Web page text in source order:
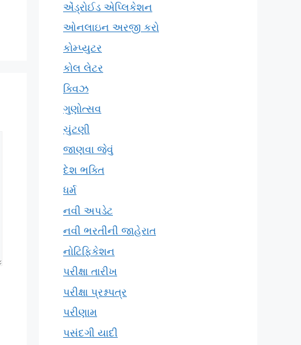
એંડ્રોઈડ એપ્લિકેશન
ઓનલાઇન અરજી કરો
કોમ્પ્યુટર
કોલ લેટર
ક્વિઝ
ગુણોત્સવ
ચુંટણી
જાણવા જેવું
દેશ ભક્તિ
ધર્મ
નવી અપડેટ
નવી ભરતીની જાહેરાત
નોટિફિકેશન
પરીક્ષા તારીખ
પરીક્ષા પ્રશ્નપત્ર
પરીણામ
પસંદગી યાદી